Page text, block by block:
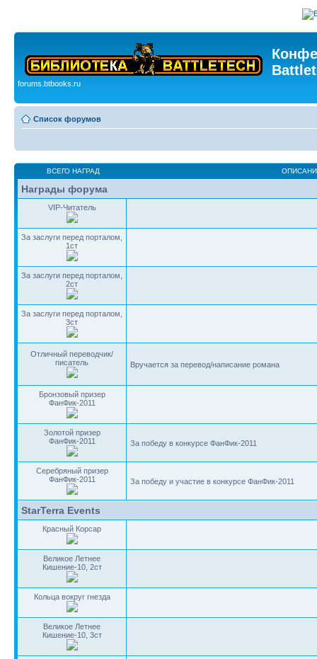
forums.btbooks.ru
Список форумов
ВСЕГО НАГРАД
Награды форума
VIP-Читатель
За заслуги перед порталом,
1ст
За заслуги перед порталом,
2ст
За заслуги перед порталом,
3ст
Отличный переводчик/
писатель
Вручается за перевод/написание романа
Бронзовый призер
ФанФик-2011
Золотой призер
ФанФик-2011
За победу в конкурсе ФанФик-2011
Серебряный призер
ФанФик-2011
За победу и участие в конкурсе ФанФик-2011
StarTerra Events
Красный Корсар
Великое Летнее
Кишение-10, 2ст
Кольца вокруг гнезда
Великое Летнее
Кишение-10, 3ст